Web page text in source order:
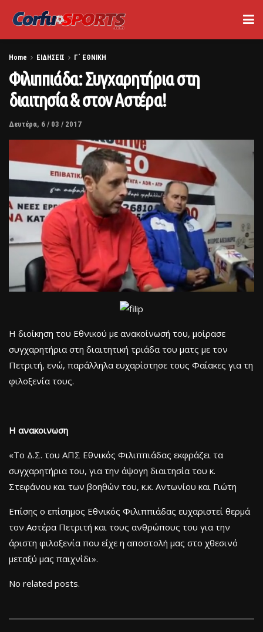
Home ΕΙΔΗΣΕΙΣ Γ΄ ΕΘΝΙΚΗ
Φιλιππιάδα: Συγχαρητήρια στη
διαιτησία & στον Αστέρα!
Δευτέρα, 6 / 03 / 2017
Η διοίκηση του Εθνικού με ανακοίνωσή του, μοίρασε
συγχαρητήρια στη διαιτητική τριάδα του ματς με τον
Πετριτή, ενώ, παράλληλα ευχαρίστησε τους Φαίακες για τη
φιλοξενία τους.
Η ανακοινωση
«Το Δ.Σ. του ΑΠΣ Εθνικός Φιλιππιάδας εκφράζει τα
συγχαρητήρια του, για την άψογη διαιτησία του κ.
Στεφάνου και των βοηθών του, κ.κ. Αντωνίου και Γιώτη
Επίσης ο επίσημος Εθνικός Φιλιππιάδας ευχαριστεί θερμά
τον Αστέρα Πετριτή και τους ανθρώπους του για την
άριστη φιλοξενία που είχε η αποστολή μας στο χθεσινό
μεταξύ μας παιχνίδι».
No related posts.